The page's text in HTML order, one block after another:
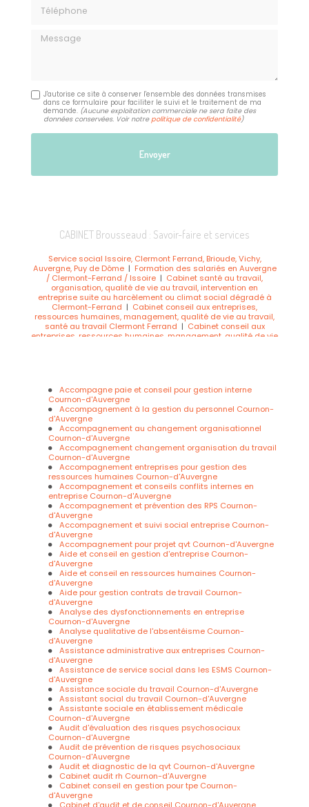
Message
J'autorise ce site à conserver l'ensemble des données transmises
dans ce formulaire pour faciliter le suivi et le traitement de ma
demande. (Aucune exploitation commerciale ne sera faite des
données conservées. Voir notrepolitique de confidentialité)
CABINET Brousseaud : Savoir-faire et services
Service social Issoire, Clermont Ferrand, Brioude, Vichy,
Auvergne, Puy de Dôme| Formation des salariés en Auvergne
/ Clermont-Ferrand / Issoire | Cabinet santé au travail,
organisation, qualité de vie au travail, intervention en
entreprise suite au harcèlement ou climat social dégradé à
Clermont-Ferrand | Cabinet conseil aux entreprises,
ressources humaines, management, qualité de vie au travail,
santé au travail Clermont Ferrand | Cabinet conseil aux
entreprises, ressources humaines, management, qualité de vie
gestion, conseil d’entreprise et audit, organisme de formation
salariés et manager à Cournon-d'auvergne
salariés et managers santé au travail, communication, climat
social et bien être au travail à Issoire
d'audit social et de conseil en entreprise pour la médiation
des tensions entre salariés à Issoire
spécialisé en Qualité de Vie et conditions au Travail (QVCT) et
en organisation du travail à Vichy
secours en santé mentale sur clermont ferrand| Qualité de
Vie au Travail Auvergne : Clermont-Ferrand/ Issoire / Brioude /
Vichy|Assistante comptable, Issoire, Clermont-Ferrand,
Brioude, Puy de Dome, Auvergne|
organisation, qualité de vie au travail à Issoire, Clermont
Ferrand, Auvergne
ressources humaines, management, qualité de vie au travail,
santé au travail à Clermont Ferrand
Aide et conseil en
gestion d'entreprise et tpe pme par cabinet d'audit social et de
conseil à Clermont-Ferrand|Service social entreprise Issoire,
Brioude, Puy de Dome, Clermont Ferrand, Auvergne
d'audit social et de conseil pour la formation des salariés et
managers à Issoire
Brioude, Puy de Dome, Haute-Loire, Clermont-Ferrand, Auvergne
|Cabinet conseil en Qualité de Vie au Travail (QVT)
Assistante administrative Issoire, Brioude, Clermont-Ferrand,
Auvergne, Puy de Dome|
Audit qualité de vie au travail Issoire
/ Clermont Ferrand / Brioude / Auvergne|Cabinet conseil aux
entreprises, ressources humaines, management, Clermont
Ferrand, Auvergne, Puy de Dôme, Issoire|Cabinet d’audit
social, aide aux entreprise et organisme de formation continue
en développement des compétences en Auvergne|Formation
premiers secours en santé mentale puy de dome
santé au travail, organisation, qualité de vie au travail|
Formation premiers secours en santé mentale sur issoire
Formation de managers et cadres en Auvergne / Clermont-
Ferrand / Issoire|Audit qualité de vie au travail Issoire /
Clermont Ferrand / Brioude / Auvergne|Prestation de service
social à Clermont-Ferrand / Issoire / Vichy / Auvergne
social d’entreprise Clermont-Ferrand / Vichy / Issoire / Brioude
|Formation continue des salariés par organisme de
formation et formation de préparation à la retraite à Issoire
Cabinet conseil en Qualité de Vie au Travail (QVT) à Issoire,
Puy de Dôme, Clermont Ferrand, Auvergne|Formation qualité
de vie au travail Clermont-Ferrand / Issoire
Cabinet conseil
Accompagne paie et conseil pour gestion interne
Cournon-d'Auvergne
Accompagnement à la gestion du personnel Cournon-
d'Auvergne
Accompagnement au changement organisationnel
Cournon-d'Auvergne
Accompagnement changement organisation du travail
Cournon-d'Auvergne
Accompagnement entreprises pour gestion des
ressources humaines Cournon-d'Auvergne
Accompagnement et conseils conflits internes en
entreprise Cournon-d'Auvergne
Accompagnement et prévention des RPS Cournon-
d'Auvergne
Accompagnement et suivi social entreprise Cournon-
d'Auvergne
Accompagnement pour projet qvt Cournon-d'Auvergne
Aide et conseil en gestion d'entreprise Cournon-
d'Auvergne
Aide et conseil en ressources humaines Cournon-
d'Auvergne
Aide pour gestion contrats de travail Cournon-
d'Auvergne
Analyse des dysfonctionnements en entreprise
Cournon-d'Auvergne
Analyse qualitative de l'absentéisme Cournon-
d'Auvergne
Assistance administrative aux entreprises Cournon-
d'Auvergne
Assistance de service social dans les ESMS Cournon-
d'Auvergne
Assistance sociale du travail Cournon-d'Auvergne
Assistant social du travail Cournon-d'Auvergne
Assistante sociale en établissement médicale
Cournon-d'Auvergne
Audit d'évaluation des risques psychosociaux
Cournon-d'Auvergne
Audit de prévention de risques psychosociaux
Cournon-d'Auvergne
Audit et diagnostic de la qvt Cournon-d'Auvergne
Cabinet audit rh Cournon-d'Auvergne
Cabinet conseil en gestion pour tpe Cournon-
d'Auvergne
Cabinet d'audit et de conseil Cournon-d'Auvergne